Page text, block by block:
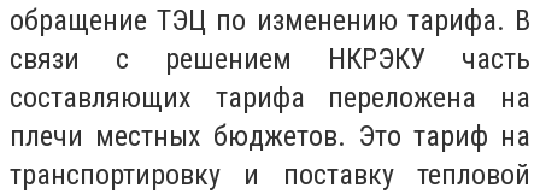
обращение ТЭЦ по изменению тарифа. В
связи с решением НКРЭКУ часть
составляющих тарифа переложена на
плечи местных бюджетов. Это тариф на
транспортировку и поставку тепловой